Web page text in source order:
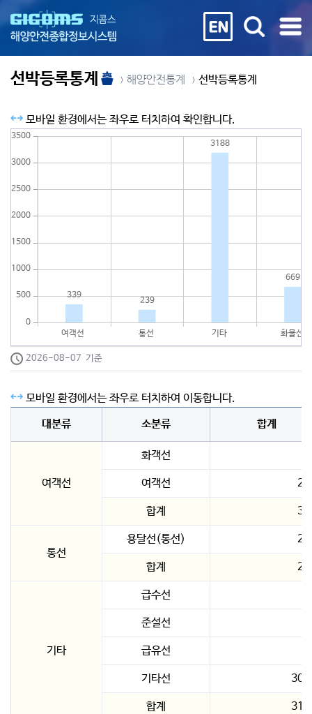
선박등록통계 해양안전통계 선박등록통계
모바일 환경에서는 좌우로 터치하여 확인합니다.
여객선 통선 기타 화물선
0
500
1000
1500
2000
2500
3000
3500
669
3188
239
339
2026-08-07 기준
모바일 환경에서는 좌우로 터치하여 이동합니다.
대분류
소분류 합계
여객선
화객선
여객선
합계
통선
용달선(통선)
합계
기타
급수선
준설선
급유선
기타선
합계